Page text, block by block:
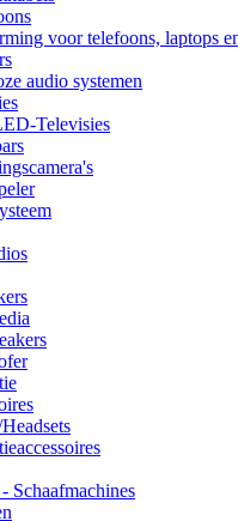
voor telefoons, laptops
audio systemen
Televisies
Schaafmachines